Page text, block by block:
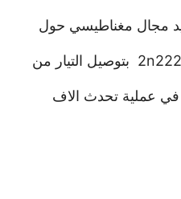
مجال مغناطيسي حول
الملف. ويقوم الترانزستور 2n2222 بتوصيل التيار من
عملية تحدث الاف